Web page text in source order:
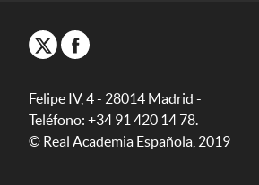
Felipe IV, 4 - 28014 Madrid -
Teléfono: +34 91 420 14 78.
© Real Academia Española, 2019